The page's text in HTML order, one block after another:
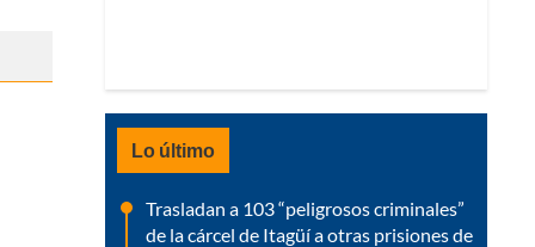
Lo último
Trasladan a 103 “peligrosos criminales”
de la cárcel de Itagüí a otras prisiones de